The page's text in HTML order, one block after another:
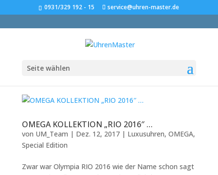
0931/329 192 - 15 service@uhren-master.de
Seite wählen
OMEGA KOLLEKTION „RIO 2016″ …
von UM_Team | Dez. 12, 2017| Luxusuhren, OMEGA,
Special Edition
Zwar war Olympia RIO 2016 wie der Name schon sagt